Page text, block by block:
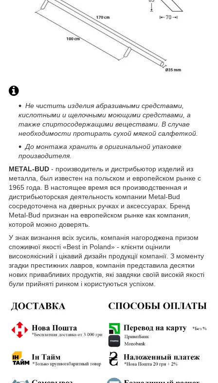
Не чистить изделия абразивными средствами,
кислотными и щелочными моющими средствами, а
также спиртосодержащими веществами. В случае
необходимости протирать сухой мягкой салфеткой.
До монтажа хранить в оригинальной упаковке
производителя.
METAL-BUD - производитель и дистрибьютор изделий из
металла, был известен на польском и европейском рынке с
1965 года. В настоящее время вся производственная и
дистрибьюторская деятельность компании Metal-Bud
сосредоточена на дверных ручках и аксессуарах. Бренд
Metal-Bud признан на европейском рынке как компания,
которой можно доверять.
У знак визнання всіх зусиль, компанія нагороджена призом
споживчої якості «Best in Poland» - клієнти оцінили
високоякісний і цікавий дизайн продукції компанії. З моменту
згадки престижних лавров, компанія представила десятки
нових привабливих продуктів, які завдяки своїй високій якості
були прийняті ринком і користуються успіхом.